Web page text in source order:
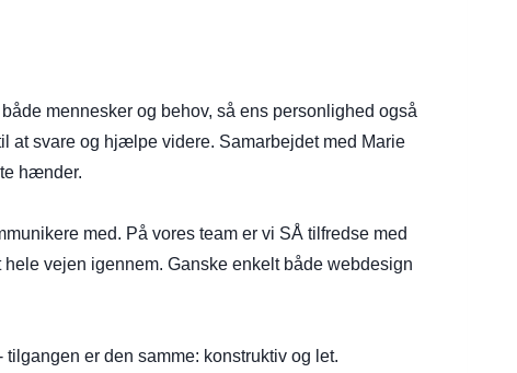
mennesker og behov, så ens personlighed også
at svare og hjælpe videre. Samarbejdet med Marie
hænder.
med. På vores team er vi SÅ tilfredse med
vejen igennem. Ganske enkelt både webdesign
er den samme: konstruktiv og let.